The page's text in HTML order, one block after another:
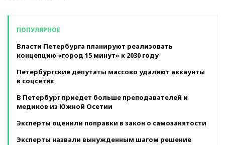
ПОПУЛЯРНОЕ
Власти Петербурга планируют реализовать
концепцию «город 15 минут» к 2030 году
Петербургские депутаты массово удаляют аккаунты
в соцсетях
В Петербург приедет больше преподавателей и
медиков из Южной Осетии
Эксперты оценили поправки в закон о самозанятости
Эксперты назвали вынужденным шагом решение